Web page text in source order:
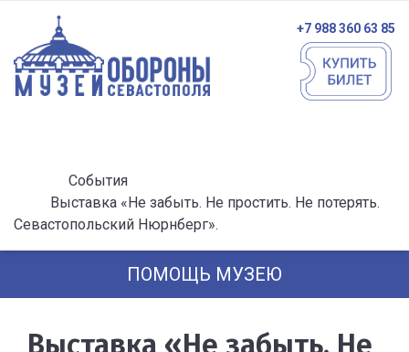
+7 988 360 63 85
События
Выставка «Не забыть. Не простить. Не потерять.
Севастопольский Нюрнберг».
ПОМОЩЬ МУЗЕЮ
Выставка «Не забыть. Не